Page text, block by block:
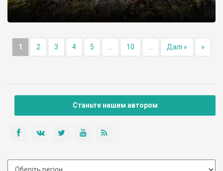
1 2 3 4 5 10 Далі » »
Станьте нашим автором